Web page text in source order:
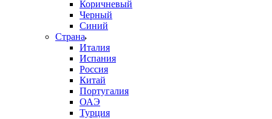
Коричневый
Черный
Синий
Страна
Италия
Испания
Россия
Китай
Португалия
ОАЭ
Турция